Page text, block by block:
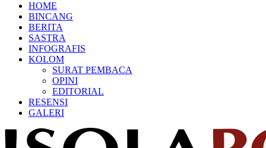
HOME
BINCANG
BERITA
SASTRA
INFOGRAFIS
KOLOM
SURAT PEMBACA
OPINI
EDITORIAL
RESENSI
GALERI